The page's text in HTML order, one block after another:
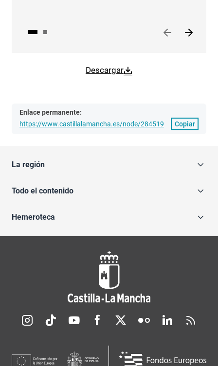
Descargar
Enlace permanente:
https://www.castillalamancha.es/node/284519
Copiar
La región
Todo el contenido
Hemeroteca
Redes sociales JCCM